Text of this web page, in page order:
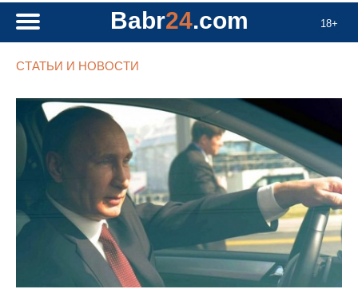
18+
Babr24.com
СТАТЬИ И НОВОСТИ